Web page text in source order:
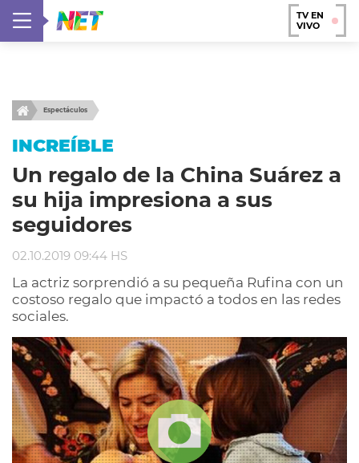
TV EN
VIVO
Espectáculos
INCREÍBLE
Un regalo de la China Suárez a
su hija impresiona a sus
seguidores
02.10.2019 09:44 HS
La actriz sorprendió a su pequeña Rufina con un
costoso regalo que impactó a todos en las redes
sociales.